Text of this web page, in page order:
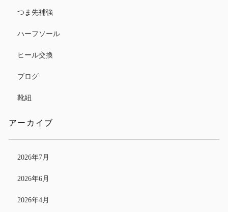
つま先補強
ハーフソール
ヒール交換
ブログ
靴紐
アーカイブ
2026年7月
2026年6月
2026年4月